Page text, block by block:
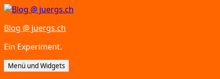
Zum
springen
Blog @ juergs.ch
Ein Experiment.
Menü und Widgets